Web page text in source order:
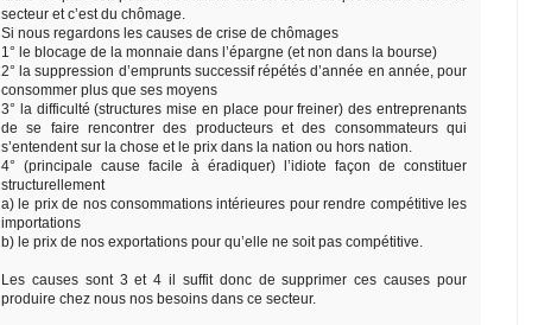
secteur et c’est du chômage.
Si nous regardons les causes de crise de chômages
1° le blocage de la monnaie dans l’épargne (et non dans la bourse)
2° la suppression d’emprunts successif répétés d’année en année, pour
consommer plus que ses moyens
3° la difficulté (structures mise en place pour freiner) des entreprenants
de se faire rencontrer des producteurs et des consommateurs qui
s’entendent sur la chose et le prix dans la nation ou hors nation.
4° (principale cause facile à éradiquer) l’idiote façon de constituer
structurellement
a) le prix de nos consommations intérieures pour rendre compétitive les
importations
b) le prix de nos exportations pour qu’elle ne soit pas compétitive.
Les causes sont 3 et 4 il suffit donc de supprimer ces causes pour
produire chez nous nos besoins dans ce secteur.